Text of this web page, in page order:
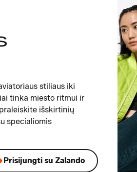
stiliaus iki
tinka miesto ritmui ir
išskirtinių
specialiomis
Prisijungti su Zalando